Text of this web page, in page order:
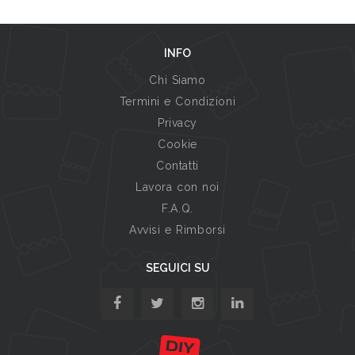
INFO
Chi Siamo
Termini e Condizioni
Privacy
Cookie
Contatti
Lavora con noi
F.A.Q.
Avvisi e Rimborsi
SEGUICI SU